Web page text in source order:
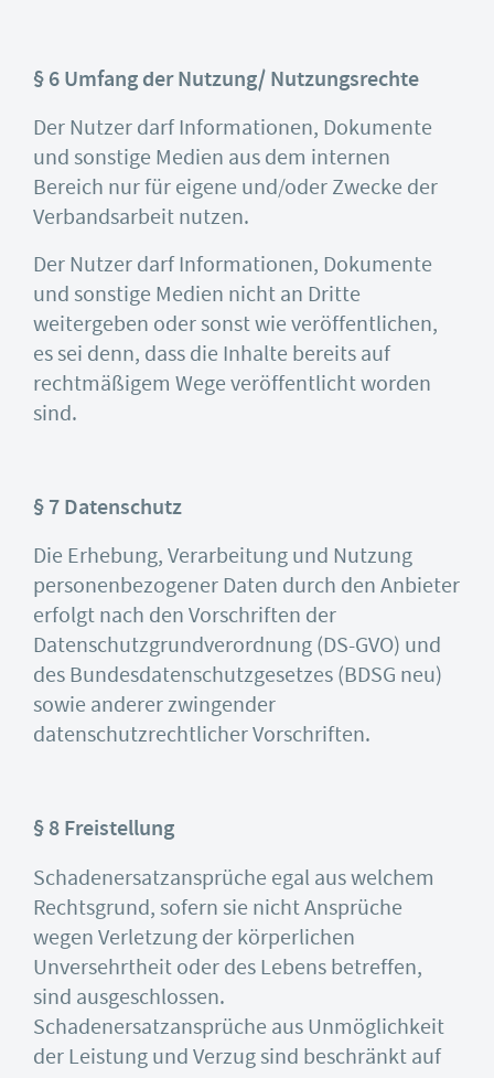
§ 6 Umfang der Nutzung/ Nutzungsrechte
Der Nutzer darf Informationen, Dokumente
und sonstige Medien aus dem internen
Bereich nur für eigene und/oder Zwecke der
Verbandsarbeit nutzen.
Der Nutzer darf Informationen, Dokumente
und sonstige Medien nicht an Dritte
weitergeben oder sonst wie veröffentlichen,
es sei denn, dass die Inhalte bereits auf
rechtmäßigem Wege veröffentlicht worden
sind.
§ 7 Datenschutz
Die Erhebung, Verarbeitung und Nutzung
personenbezogener Daten durch den Anbieter
erfolgt nach den Vorschriften der
Datenschutzgrundverordnung (DS-GVO) und
des Bundesdatenschutzgesetzes (BDSG neu)
sowie anderer zwingender
datenschutzrechtlicher Vorschriften.
§ 8 Freistellung
Schadenersatzansprüche egal aus welchem
Rechtsgrund, sofern sie nicht Ansprüche
wegen Verletzung der körperlichen
Unversehrtheit oder des Lebens betreffen,
sind ausgeschlossen.
Schadenersatzansprüche aus Unmöglichkeit
der Leistung und Verzug sind beschränkt auf